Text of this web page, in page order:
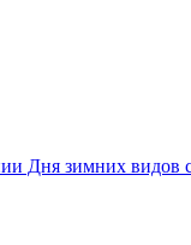
Дня зимних видов